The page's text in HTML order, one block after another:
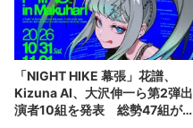
「NIGHT HIKE 幕張」花譜、
Kizuna AI、大沢伸一ら第2弾出
演者10組を発表 総勢47組が出